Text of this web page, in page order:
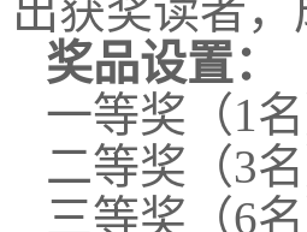
出获奖读者
奖品设置：
一等奖（1
二等奖（3
三等奖（6